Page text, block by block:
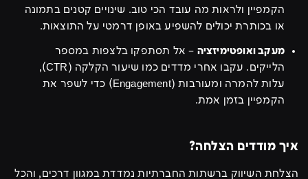
הקמפיין ולראות מה עובד הכי טוב. שינויים קטנים בתמונה
או בכותרת יכולים להשפיע באופן דרמטי על התוצאות.
מעקב ואופטימיזציה – אל תסתפקו בלצפות במספר
הלייקים. עקבו אחרי מדדים כמו שיעור הקלקה (CTR),
עלות להמרה ומעורבות (Engagement) כדי לשפר את
הקמפיין בזמן אמת.
איך מודדים הצלחה?
הצלחת השיווק ברשתות החברתיות נמדדת במגוון דרכים, והכל